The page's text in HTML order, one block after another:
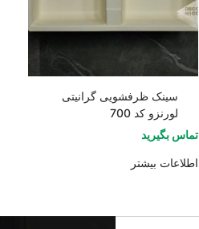
سینک ظرفشویی گرانیتی
لورنزو کد 700
تماس بگیرید
اطلاعات بیشتر